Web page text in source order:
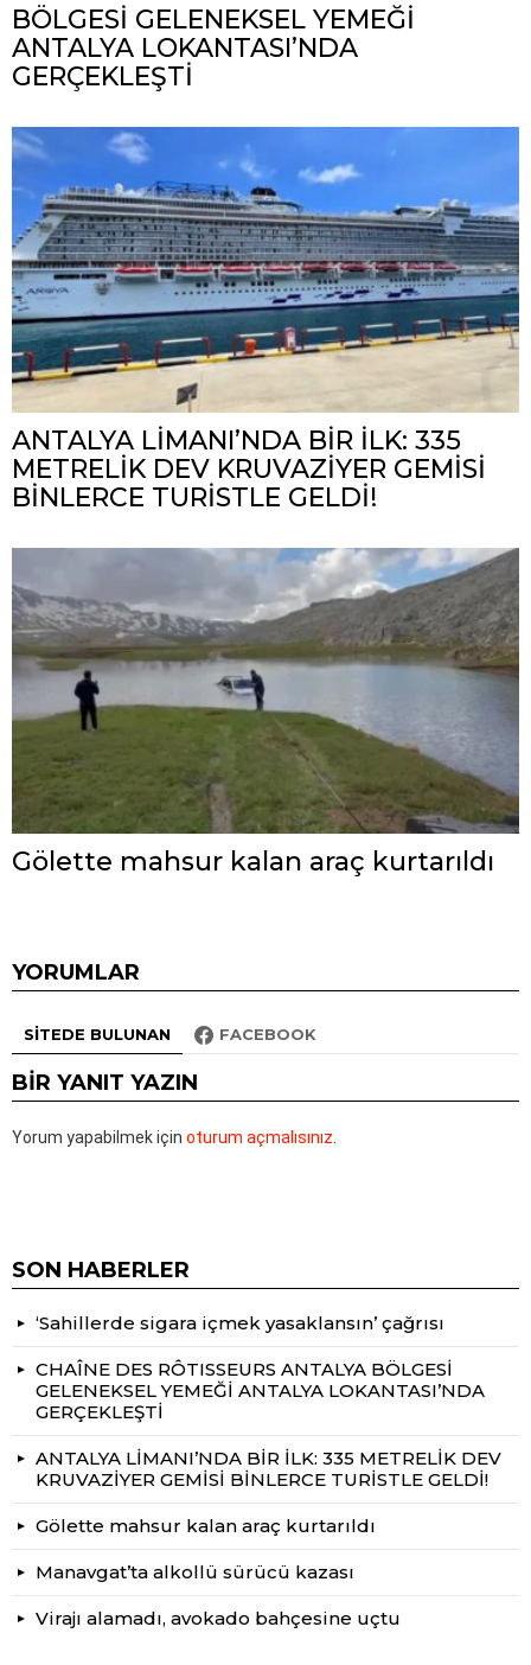
BÖLGESİ GELENEKSEL YEMEĞİ
ANTALYA LOKANTASI’NDA
GERÇEKLEŞTİ
ANTALYA LİMANI’NDA BİR İLK: 335
METRELİK DEV KRUVAZİYER GEMİSİ
BİNLERCE TURİSTLE GELDİ!
Gölette mahsur kalan araç kurtarıldı
YORUMLAR
SITEDE BULUNAN FACEBOOK
BIR YANIT YAZIN
Yorum yapabilmek için oturum açmalısınız
SON HABERLER
‘Sahillerde sigara içmek yasaklansın’ çağrısı
CHAÎNE DES RÔTISSEURS ANTALYA BÖLGESİ
GELENEKSEL YEMEĞİ ANTALYA LOKANTASI’NDA
GERÇEKLEŞTİ
ANTALYA LİMANI’NDA BİR İLK: 335 METRELİK DEV
KRUVAZİYER GEMİSİ BİNLERCE TURİSTLE GELDİ!
Gölette mahsur kalan araç kurtarıldı
Manavgat’ta alkollü sürücü kazası
Virajı alamadı, avokado bahçesine uçtu